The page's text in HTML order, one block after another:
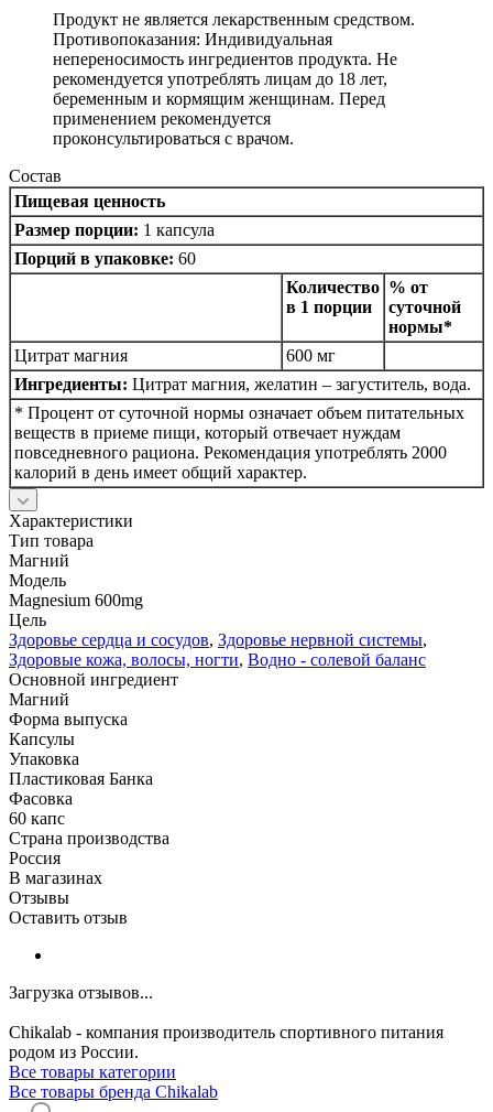
Продукт не является лекарственным средством.
Противопоказания: Индивидуальная
непереносимость ингредиентов продукта. Не
рекомендуется употреблять лицам до 18 лет,
беременным и кормящим женщинам. Перед
применением рекомендуется
проконсультироваться с врачом.
Состав
Пищевая ценность
Размер порции: 1 капсула
Порций в упаковке: 60
Количество
в 1 порции
% от
суточной
нормы*
Цитрат магния
600 мг
Ингредиенты: Цитрат магния, желатин – загуститель, вода.
* Процент от суточной нормы означает объем питательных
веществ в приеме пищи, который отвечает нуждам
повседневного рациона. Рекомендация употреблять 2000
калорий в день имеет общий характер.
Характеристики
Тип товара
Магний
Модель
Magnesium 600mg
Цель
Здоровье сердца и сосудов, Здоровье нервной системы,
Здоровые кожа, волосы, ногти, Водно - солевой баланс
Основной ингредиент
Магний
Форма выпуска
Капсулы
Упаковка
Пластиковая Банка
Фасовка
60 капс
Страна производства
Россия
В магазинах
Отзывы
Оставить отзыв
Загрузка отзывов...
Chikalab - компания производитель спортивного питания
родом из России.
Все товары категории
Все товары бренда Chikalab